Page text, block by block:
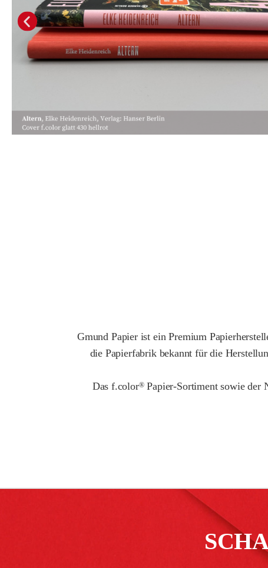
Gmund Papier ist ein Premium
die Papierfabrik bekannt für die
Das f.color®Papier-Sortiment sowie der